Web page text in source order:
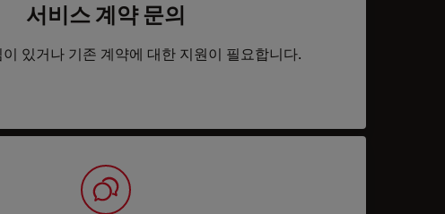
서비스 계약 문의
있거나 기존 계약에 대한 지원이 필요합니다.